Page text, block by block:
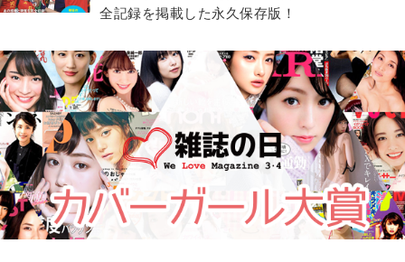
全記録を掲載した永久保存版！